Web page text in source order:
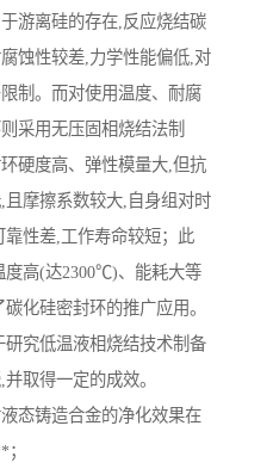
游离硅的存在,反应烧结碳
蚀性较差,力学性能偏低,对
制。而对使用温度、耐腐
采用无压固相烧结法制
硬度高、弹性模量大,但抗
摩擦系数较大,自身组对时
性差,工作寿命较短；此
度高(达2300℃)、能耗大等
化硅密封环的推广应用。
究低温液相烧结技术制备
取得一定的成效。
态铸造合金的净化效果在